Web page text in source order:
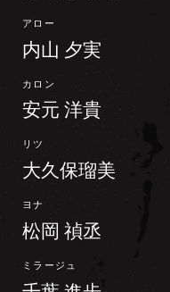
アロー
内山 夕実
カロン
安元 洋貴
リツ
大久保瑠美
ヨナ
松岡 禎丞
ミラージュ